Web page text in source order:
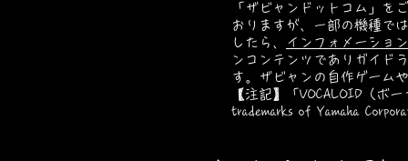
「ザビャンドットコム」を
おりますが、一部の機種で
したら、
インフォメーション
ンコンテンツでありガイド
す。ザビャンの自作ゲーム
【注記】​「VOCALOID（ボ
trademarks of Yamaha